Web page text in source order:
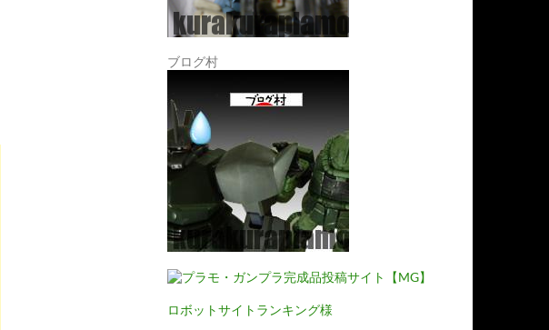
ブログ村
ロボットサイトランキング様